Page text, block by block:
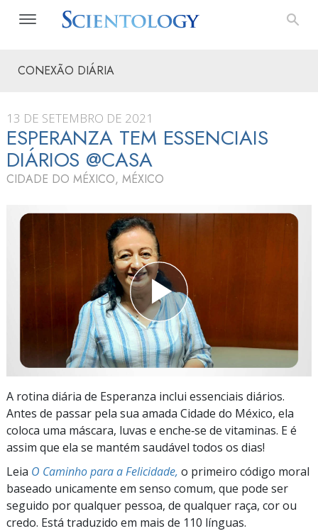
CONEXÃO DIÁRIA
13 DE SETEMBRO DE 2021
ESPERANZA TEM ESSENCIAIS
DIÁRIOS @CASA
CIDADE DO MÉXICO, MÉXICO
A rotina diária de Esperanza inclui essenciais diários.
Antes de passar pela sua amada Cidade do México, ela
coloca uma máscara, luvas e enche‑se de vitaminas. E é
assim que ela se mantém saudável todos os dias!
Leia O Caminho para a Felicidade, o primeiro código moral
baseado unicamente em senso comum, que pode ser
seguido por qualquer pessoa, de qualquer raça, cor ou
credo. Está traduzido em mais de 110 línguas.